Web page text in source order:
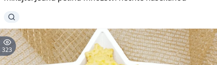
323